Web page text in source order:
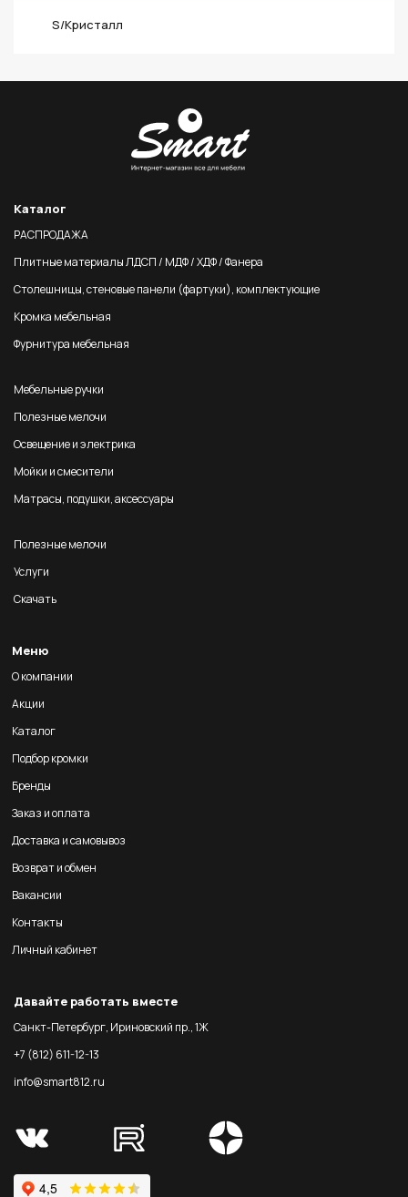
S/Кристалл
Каталог
РАСПРОДАЖА
Плитные материалы ЛДСП / МДФ / ХДФ / Фанера
Столешницы, стеновые панели (фартуки), комплектующие
Кромка мебельная
Фурнитура мебельная
Мебельные ручки
Полезные мелочи
Освещение и электрика
Мойки и смесители
Матрасы, подушки, аксессуары
Полезные мелочи
Услуги
Скачать
Меню
О компании
Акции
Каталог
Подбор кромки
Бренды
Заказ и оплата
Доставка и самовывоз
Возврат и обмен
Вакансии
Контакты
Личный кабинет
Давайте работать вместе
Санкт-Петербург, Ириновский пр., 1Ж
+7 (812) 611-12-13
info@smart812.ru